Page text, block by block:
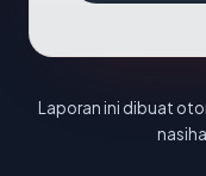
Laporan ini dibuat